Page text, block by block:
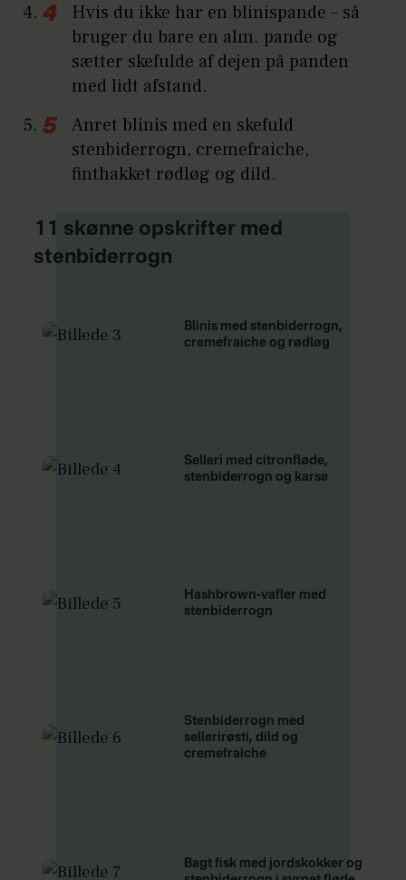
Hvis du ikke har en blinispande – så
bruger du bare en alm. pande og
sætter skefulde af dejen på panden
med lidt afstand.
Anret blinis med en skefuld
stenbiderrogn, cremefraiche,
finthakket rødløg og dild.
11 skønne opskrifter med
stenbiderrogn
Blinis med stenbiderrogn,
cremefraiche og rødløg
Selleri med citronfløde,
stenbiderrogn og karse
Hashbrown-vafler med
stenbiderrogn
Stenbiderrogn med
sellerirøsti, dild og
cremefraiche
Bagt fisk med jordskokker og